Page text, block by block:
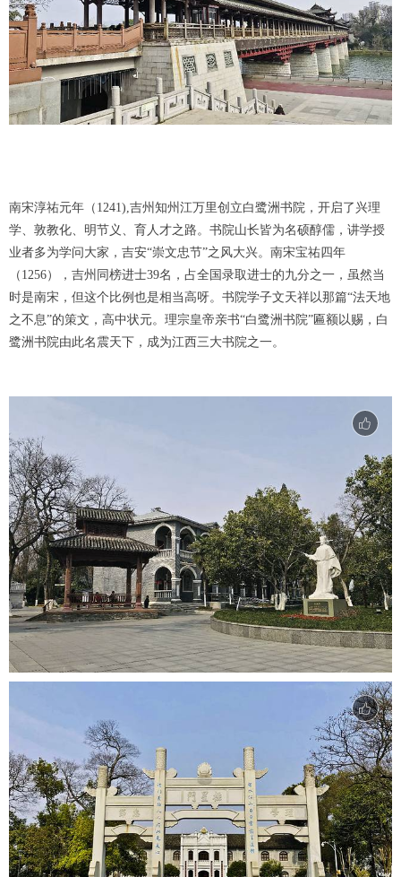
南宋淳祐元年（1241),吉州知州江万里创立白鹭洲书院，开启了兴理
学、敦教化、明节义、育人才之路。书院山长皆为名硕醇儒，讲学授
业者多为学问大家，吉安“崇文忠节”之风大兴。南宋宝祐四年
（1256），吉州同榜进士39名，占全国录取进士的九分之一，虽然当
时是南宋，但这个比例也是相当高呀。书院学子文天祥以那篇“法天地
之不息”的策文，高中状元。理宗皇帝亲书“白鹭洲书院”匾额以赐，白
鹭洲书院由此名震天下，成为江西三大书院之一。